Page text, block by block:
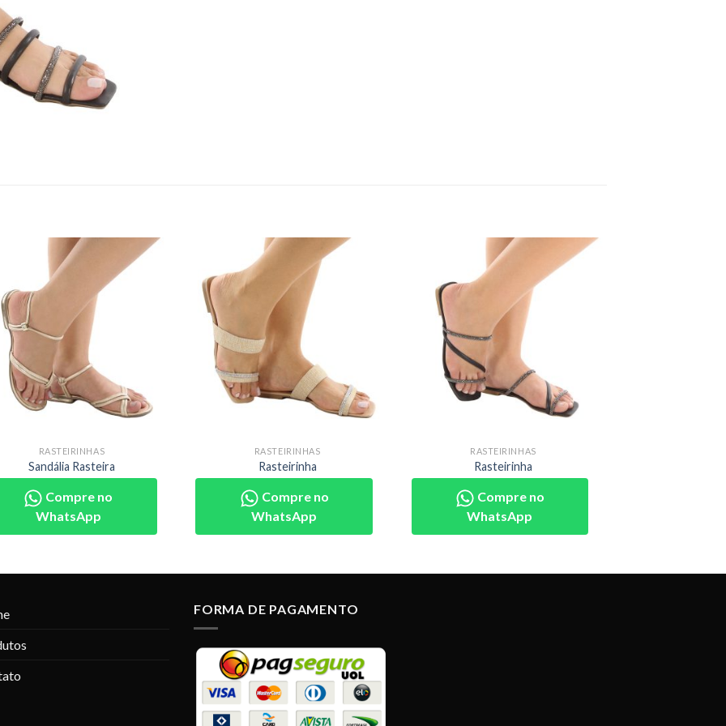
RASTEIRINHAS
Sandália Rasteira
Compre no
WhatsApp
RASTEIRINHAS
Rasteirinha
Compre no
WhatsApp
RASTEIRINHAS
Rasteirinha
Compre no
WhatsApp
FORMA DE PAGAMENTO